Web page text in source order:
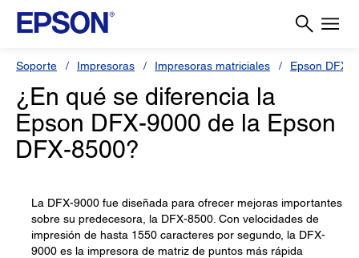
Soporte Impresoras Impresoras matriciales Epson DFX
¿En qué se diferencia la
Epson DFX-9000 de la Epson
DFX-8500?
La DFX-9000 fue diseñada para ofrecer mejoras importantes
sobre su predecesora, la DFX-8500. Con velocidades de
impresión de hasta 1550 caracteres por segundo, la DFX-
9000 es la impresora de matriz de puntos más rápida